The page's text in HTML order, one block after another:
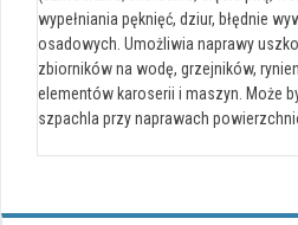
wypełniania pęknięć, dziur, błędnie
osadowych. Umożliwia naprawy
zbiorników na wodę, grzejników,
elementów karoserii i maszyn. Może
szpachla przy naprawach